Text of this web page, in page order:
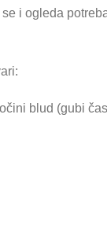
i ogleda
blud (gubi